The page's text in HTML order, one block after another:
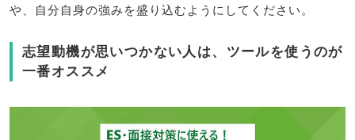
や、自分自身の強みを盛り込むようにしてください。
志望動機が思いつかない人は、ツールを使うのが
一番オススメ